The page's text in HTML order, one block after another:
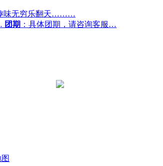
趣味无穷乐翻天………
团期 ：具体团期，请咨询客服…